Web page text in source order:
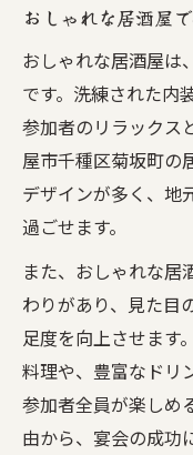
おしゃれな居酒屋
おしゃれな居酒屋は
です。洗練された内
参加者のリラックス
屋市千種区菊坂町の
デザインが多く、地
過ごせます。
また、おしゃれな居
わりがあり、見た目
足度を向上させます
料理や、豊富なドリ
参加者全員が楽しめ
由から、宴会の成功